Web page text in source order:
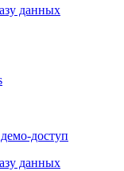
данных
демо-доступ
данных